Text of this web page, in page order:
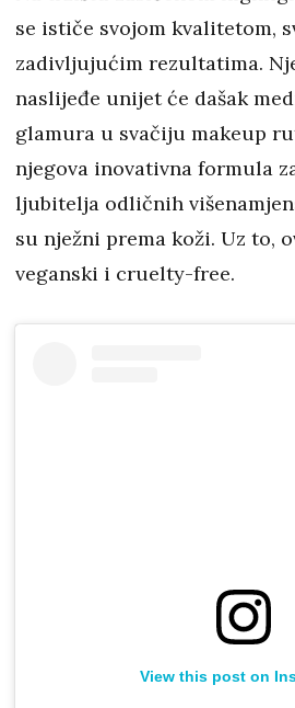
se ističe svojom kvalitetom,
zadivljujućim rezultatima.
naslijeđe unijet će dašak
glamura u svačiju makeup
njegova inovativna formula
ljubitelja odličnih
su nježni prema koži. Uz to,
veganski i cruelty-free.
View this post on